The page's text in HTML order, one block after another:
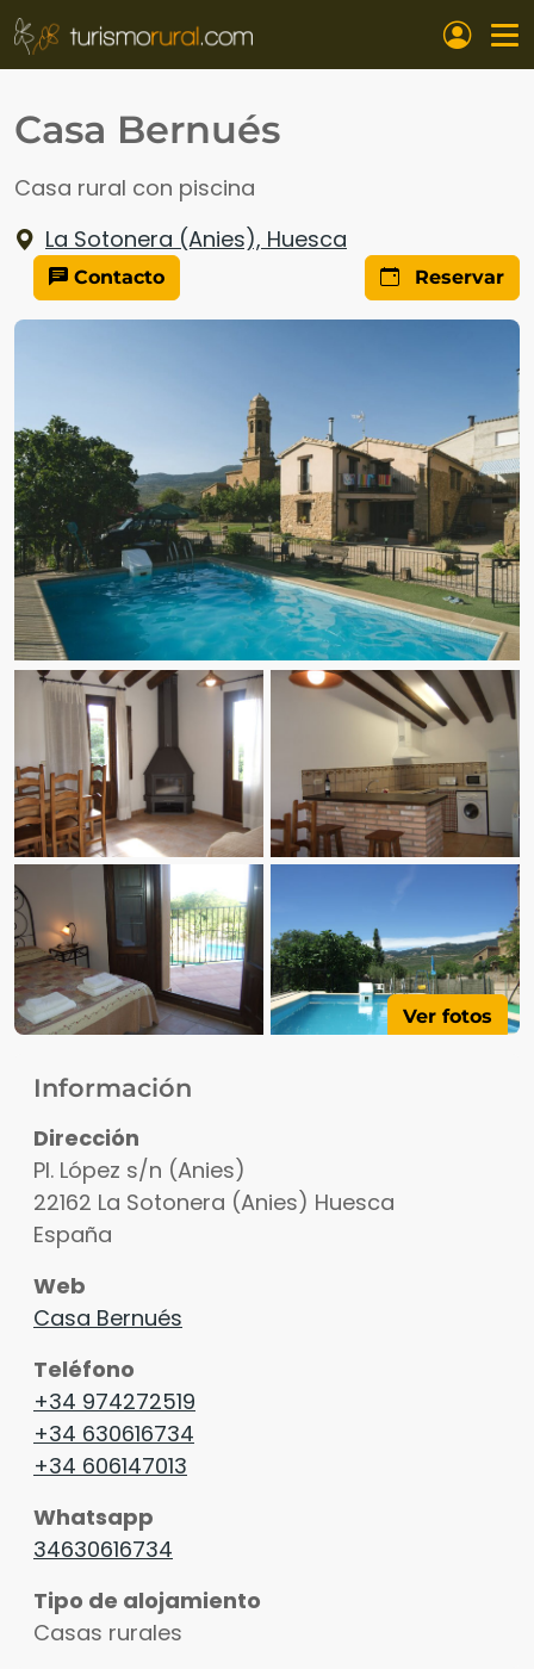
Pasar al contenido principal
Casa Bernués
Casa rural con piscina
La Sotonera (Anies), Huesca
Contacto Reservar
Ver fotos
Información
Dirección
Pl. López s/n (Anies)
22162 La Sotonera (Anies) Huesca
España
Web
Casa Bernués
Teléfono
+34 974272519
+34 630616734
+34 606147013
Whatsapp
34630616734
Tipo de alojamiento
Casas rurales